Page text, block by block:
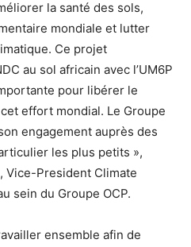
la santé des sols,
mondiale et lutter
Ce projet
au sol africain avec l’UM6P
pour libérer le
effort mondial. Le Groupe
engagement auprès des
les plus petits »,
Vice-President Climate
sein du Groupe OCP.
ensemble afin de